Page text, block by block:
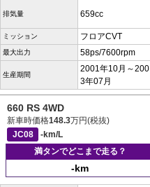
排気量 659cc
ミッション フロアCVT
最大出力 58ps/7600rpm
生産期間
2001年10月～200
3年07月
660 RS 4WD
新車時価格148.3万円(税抜)
JC08
-km/L
満タンでどこまで走る？
-km